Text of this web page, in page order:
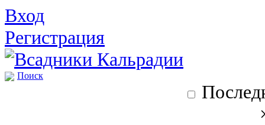
Вход
Регистрация
Поиск